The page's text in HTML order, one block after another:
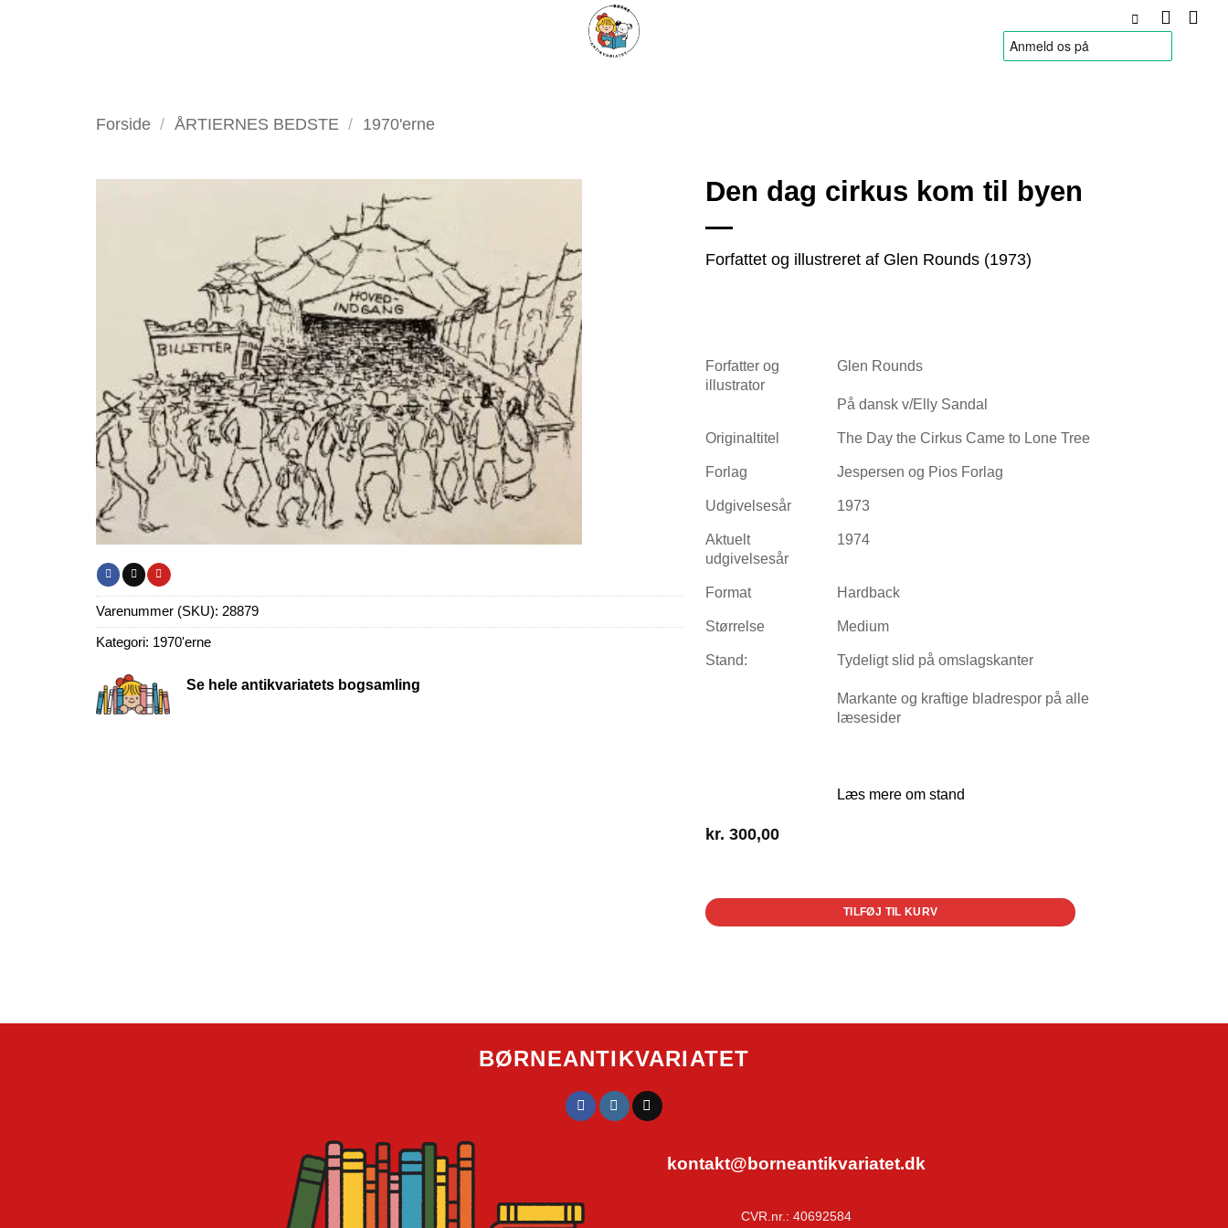
Forside / ÅRTIERNES BEDSTE / 1970'erne
Tilføj
som
favorit
Varenummer (SKU): 28879
Kategori: 1970'erne
Se hele antikvariatets bogsamling
Den dag cirkus kom til byen
Forfattet og illustreret af Glen Rounds (1973)
Forfatter og
illustrator
Glen Rounds
På dansk v/Elly Sandal
Originaltitel The Day the Cirkus Came to Lone Tree
Forlag Jespersen og Pios Forlag
Udgivelsesår 1973
Aktuelt
udgivelsesår
1974
Format Hardback
Størrelse Medium
Stand: Tydeligt slid på omslagskanter
Markante og kraftige bladrespor på alle
læsesider
Læs mere om stand
kr. 300,00
TILFØJ TIL KURV
BØRNEANTIKVARIATET
kontakt@borneantikvariatet.dk
CVR.nr.: 40692584